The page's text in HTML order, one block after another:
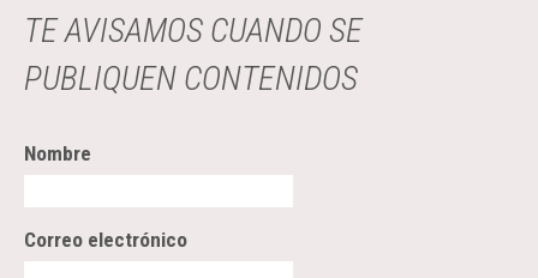
TE AVISAMOS CUANDO SE
PUBLIQUEN CONTENIDOS
Nombre
Correo electrónico